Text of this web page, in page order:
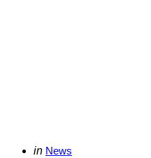
Categories
Posted
in News